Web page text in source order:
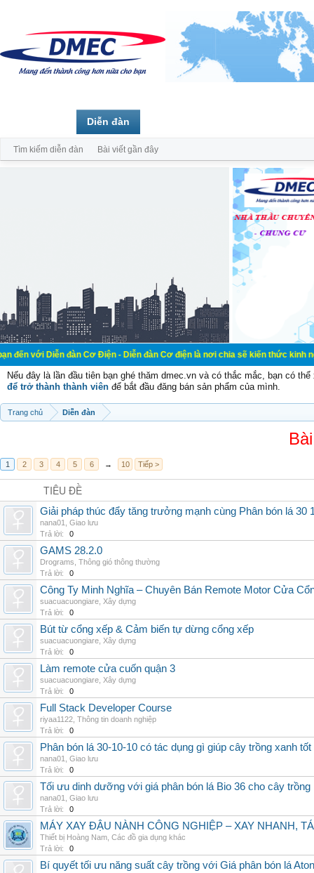
đàn Cơ Điện - Diễn đàn Cơ điện là nơi chia sẽ kiến thức kinh nghiệm
Nếu đây là lần đầu tiên bạn ghé thăm dmec.vn và có thắc mắc, bạn có
để trở thành thành viên để bắt đầu đăng bán sản phẩm của mình.
Trang chủ Diễn đàn
1 2 3 4 5 6 → 10 Tiếp >
TIÊU ĐỀ
Giải pháp thúc đẩy tăng trưởng mạnh cùng Phân bón lá 30
nana01
Giao lưu
Trả lời:
0
GAMS 28.2.0
Drograms Thông gió thông thường
Trả lời:
0
Công Ty Minh Nghĩa – Chuyên Bán Remote Motor Cửa
suacuacuongiare Xây dựng
Trả lời:
0
Bút từ cổng xếp & Cảm biến tự dừng cổng xếp
suacuacuongiare Xây dựng
Trả lời:
0
Làm remote cửa cuốn quận 3
suacuacuongiare Xây dựng
Trả lời:
0
Full Stack Developer Course
riyaa1122 Thông tin doanh nghiệp
Trả lời:
0
Phân bón lá 30-10-10 có tác dụng gì giúp cây trồng xanh tốt
nana01
Giao lưu
Trả lời:
0
Tối ưu dinh dưỡng với giá phân bón lá Bio 36 cho cây trồng
nana01
Giao lưu
Trả lời:
0
MÁY XAY ĐẬU NÀNH CÔNG NGHIỆP – XAY NHANH,
Thiết bị Hoàng Nam Các đồ gia dụng khác
Trả lời:
0
Bí quyết tối ưu năng suất cây trồng với Giá phân bón lá
Diễn đàn
Tìm kiếm diễn đàn Bài viết gần đây